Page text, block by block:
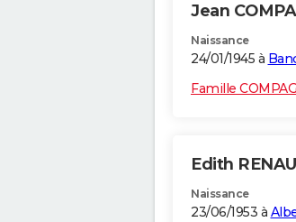
Jean
Naissance
24/01/1945 à
Famille
Edith
Naissance
23/06/1953 à